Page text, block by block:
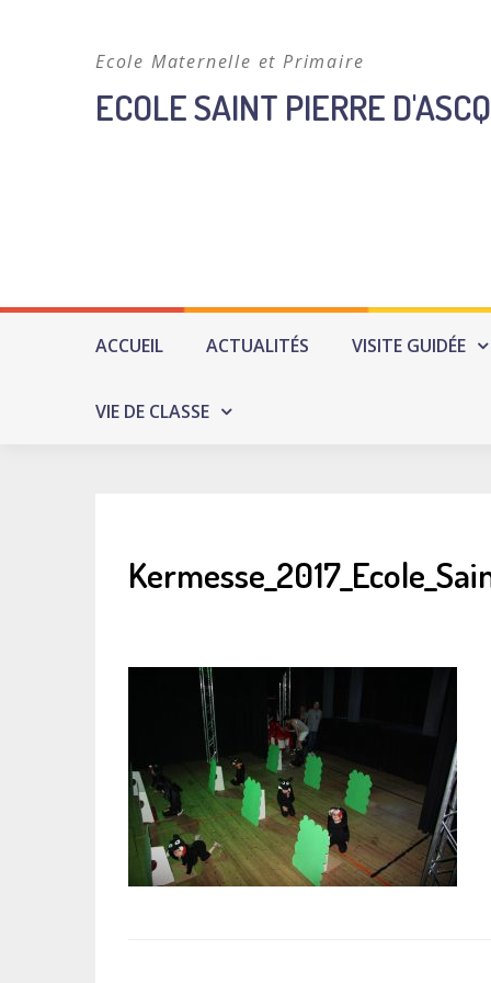
Ecole Maternelle et Primaire
ECOLE SAINT PIERRE D'ASCQ
ACCUEIL ACTUALITÉS VISITE GUIDÉE
VIE DE CLASSE